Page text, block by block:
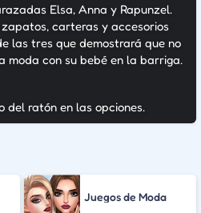
Elsa, Anna y Rapunzel.
zapatos, carteras y accesorios
las tres que demostrará que no
moda con su bebé en la barriga.
del ratón en las opciones.
Juegos de Moda